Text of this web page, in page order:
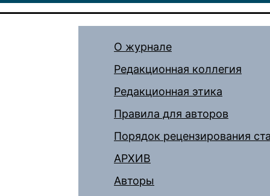
О журнале
Редакционная коллегия
Редакционная этика
Правила для авторов
Порядок рецензирования
АРХИВ
Авторы